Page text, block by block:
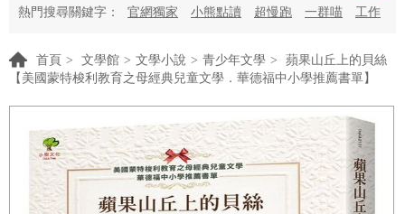
熱門搜尋關鍵字： 官網獨家 小熊點讀 超慢跑 一群喵 工作
首頁 > 文學館 > 文學小說 > 青少年文學 >
蘋果山丘上的貝絲
【美國蒙特梭利教育之母經典兒童文學．華德福中小學推薦書單】